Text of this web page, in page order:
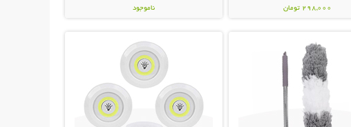
298,000 تومان
ناموجود